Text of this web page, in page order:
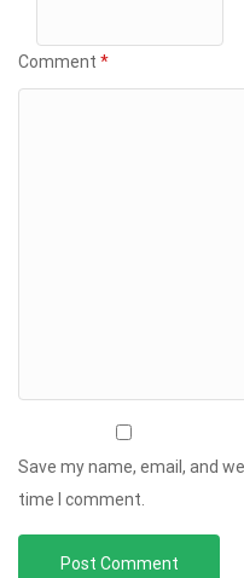
Comment *
Save my name, email, and
time I comment.